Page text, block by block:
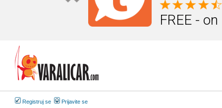
FREE -
Registruj se Prijavite se